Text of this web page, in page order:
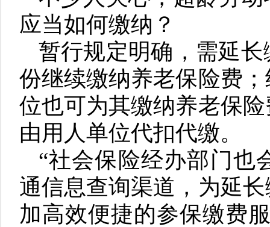
应当如何缴纳？
暂行规定明确，需延
份继续缴纳养老保险费
位也可为其缴纳养老保
由用人单位代扣代缴。
“社会保险经办部门也
通信息查询渠道，为延
加高效便捷的参保缴费